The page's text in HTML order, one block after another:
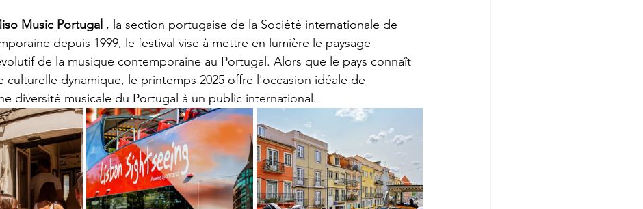
Music Portugal , la section portugaise de la Société internationale de
depuis 1999, le festival vise à mettre en lumière le paysage
de la musique contemporaine au Portugal. Alors que le pays connaît
culturelle dynamique, le printemps 2025 offre l'occasion idéale de
diversité musicale du Portugal à un public international.